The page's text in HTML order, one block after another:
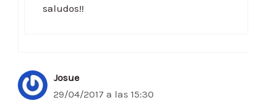
saludos!!
Josue
29/04/2017 a las 15:30